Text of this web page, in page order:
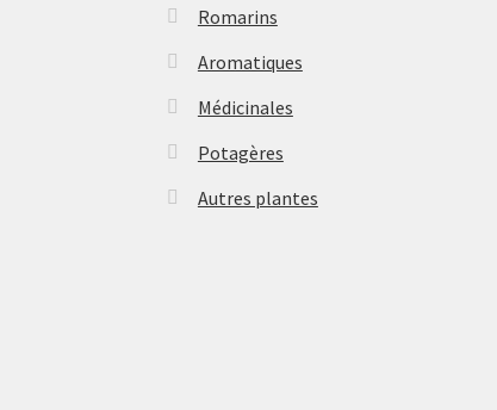
Romarins
Aromatiques
Médicinales
Potagères
Autres plantes